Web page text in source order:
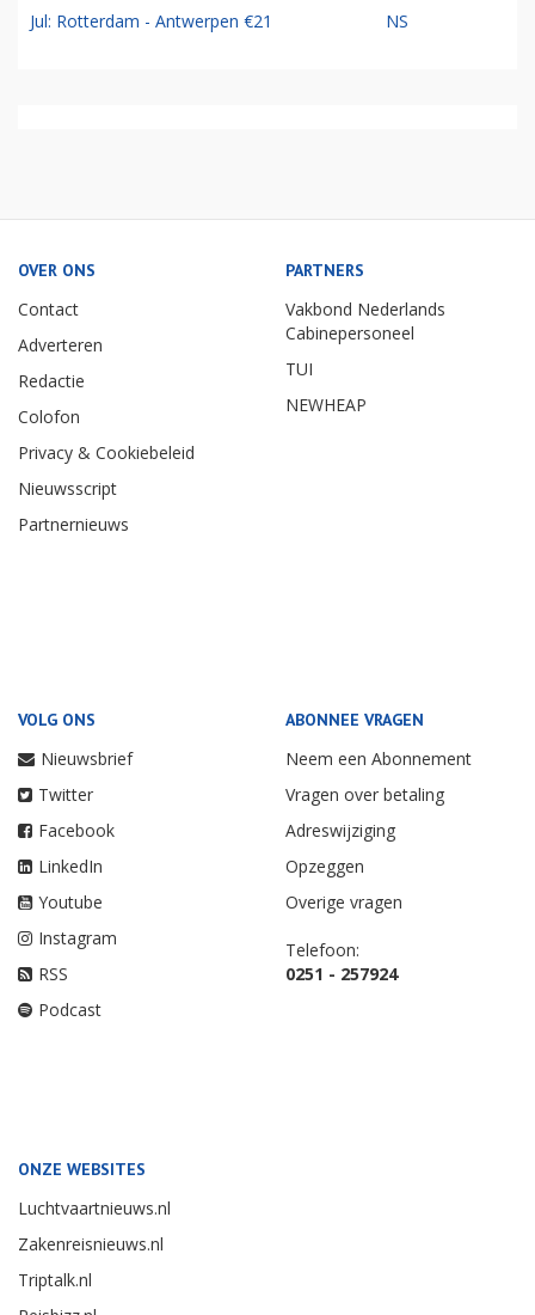
Jul: Rotterdam - Antwerpen €21 NS
OVER ONS
Contact
Adverteren
Redactie
Colofon
Privacy & Cookiebeleid
Nieuwsscript
Partnernieuws
PARTNERS
Vakbond Nederlands
Cabinepersoneel
TUI
NEWHEAP
VOLG ONS
Nieuwsbrief
Twitter
Facebook
LinkedIn
Youtube
Instagram
RSS
Podcast
ABONNEE VRAGEN
Neem een Abonnement
Vragen over betaling
Adreswijziging
Opzeggen
Overige vragen
Telefoon:
0251 - 257924
ONZE WEBSITES
Luchtvaartnieuws.nl
Zakenreisnieuws.nl
Triptalk.nl